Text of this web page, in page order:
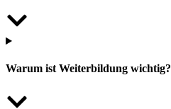
Warum ist Weiterbildung wichtig?